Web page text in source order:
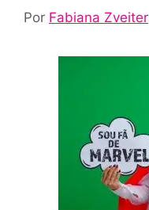
Por Fabiana Zveiter